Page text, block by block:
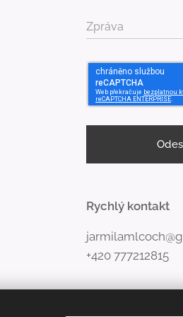
Zpráva
Rychlý kontakt
+420 777212815